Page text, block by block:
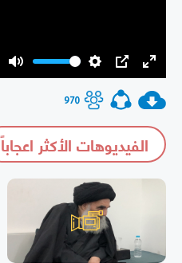
Mute
Settings
PIP Enter
970
الفيديوهات الأكثر اعجاباً